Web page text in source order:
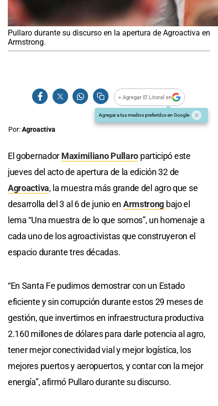
Pullaro durante su discurso en la apertura de Agroactiva en
Armstrong.
+ Agregar El Litoral en
Agregar a tus medios preferidos en Google
Por:Agroactiva
El gobernador Maximiliano Pullaro participó este
jueves del acto de apertura de la edición 32 de
Agroactiva, la muestra más grande del agro que se
desarrolla del 3 al 6 de junio en Armstrong bajo el
lema “Una muestra de lo que somos”, un homenaje a
cada uno de los agroactivistas que construyeron el
espacio durante tres décadas.
“En Santa Fe pudimos demostrar con un Estado
eficiente y sin corrupción durante estos 29 meses de
gestión, que invertimos en infraestructura productiva
2.160 millones de dólares para darle potencia al agro,
tener mejor conectividad vial y mejor logística, los
mejores puertos y aeropuertos, y contar con la mejor
energía”, afirmó Pullaro durante su discurso.